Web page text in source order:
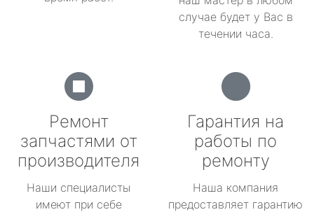
случае будет у Вас в
течении часа.
Ремонт
запчастями от
производителя
Наши специалисты
имеют при себе
Гарантия на
работы по
ремонту
Наша компания
предоставляет гарантию